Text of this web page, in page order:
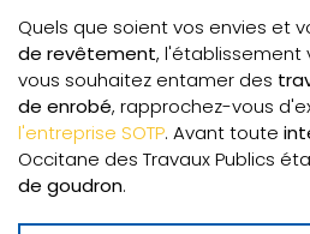
Quels que soient vos envies et
de revêtement, l'établissement
vous souhaitez entamer des
de enrobé, rapprochez-vous
l'entreprise SOTP. Avant toute
Occitane des Travaux Publics
de goudron.